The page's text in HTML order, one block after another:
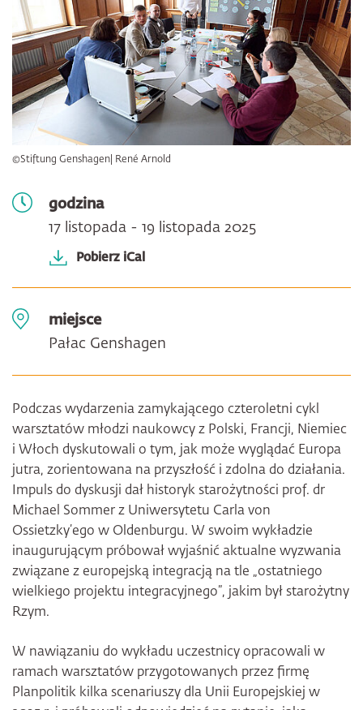
©Stiftung Genshagen| René Arnold
godzina
17 listopada - 19 listopada 2025
Pobierz iCal
miejsce
Pałac Genshagen
Podczas wydarzenia zamykającego czteroletni cykl
warsztatów młodzi naukowcy z Polski, Francji, Niemiec
i Włoch dyskutowali o tym, jak może wyglądać Europa
jutra, zorientowana na przyszłość i zdolna do działania.
Impuls do dyskusji dał historyk starożytności prof. dr
Michael Sommer z Uniwersytetu Carla von
Ossietzky’ego w Oldenburgu. W swoim wykładzie
inaugurującym próbował wyjaśnić aktualne wyzwania
związane z europejską integracją na tle „ostatniego
wielkiego projektu integracyjnego”, jakim był starożytny
Rzym.
W nawiązaniu do wykładu uczestnicy opracowali w
ramach warsztatów przygotowanych przez firmę
Planpolitik kilka scenariuszy dla Unii Europejskiej w